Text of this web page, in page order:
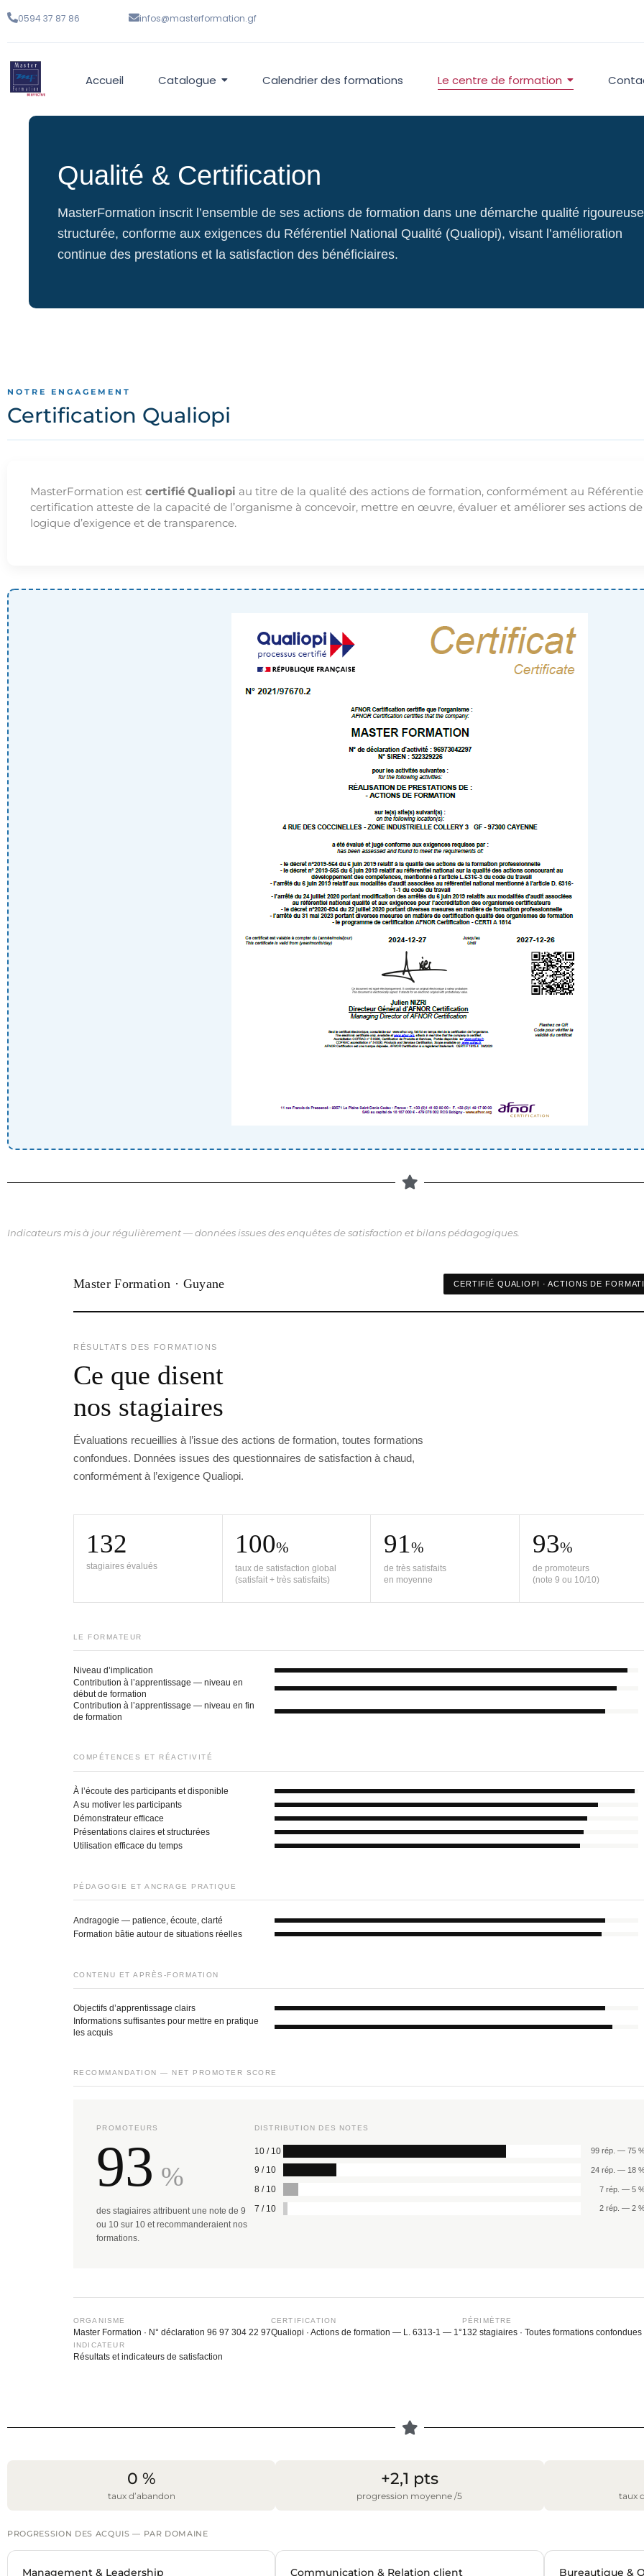
0594 37 87 86 infos@masterformation.gf
Accueil Catalogue Calendrier des formations Le centre de formation
Qualité & Certification
MasterFormation inscrit l’ensemble de ses actions de formation dans une démarche qualité
structurée, conforme aux exigences du Référentiel National Qualité (Qualiopi), visant l’amélioration
continue des prestations et la satisfaction des bénéficiaires.
NOTRE ENGAGEMENT
Certification Qualiopi
MasterFormation est certifié Qualiopi au titre de la qualité des actions de formation, conformément au
certification atteste de la capacité de l’organisme à concevoir, mettre en œuvre, évaluer et améliorer ses actions
logique d’exigence et de transparence.
Indicateurs mis à jour régulièrement — données issues des enquêtes de satisfaction et bilans pédagogiques.
Master Formation · Guyane CERTIFIÉ QUALIOPI · ACTIONS DE
RÉSULTATS DES FORMATIONS
Ce que disent
nos stagiaires
Évaluations recueillies à l’issue des actions de formation, toutes formations
confondues. Données issues des questionnaires de satisfaction à chaud,
conformément à l’exigence Qualiopi.
132
stagiaires évalués
100%
taux de satisfaction global
(satisfait + très satisfaits)
91%
de très satisfaits
en moyenne
93%
de promoteurs
(note 9 ou 10/10)
LE FORMATEUR
Niveau d’implication
Contribution à l’apprentissage — niveau en
début de formation
Contribution à l’apprentissage — niveau en fin
de formation
COMPÉTENCES ET RÉACTIVITÉ
À l’écoute des participants et disponible
A su motiver les participants
Démonstrateur efficace
Présentations claires et structurées
Utilisation efficace du temps
PÉDAGOGIE ET ANCRAGE PRATIQUE
Andragogie — patience, écoute, clarté
Formation bâtie autour de situations réelles
CONTENU ET APRÈS-FORMATION
Objectifs d’apprentissage clairs
Informations suffisantes pour mettre en pratique
les acquis
RECOMMANDATION — NET PROMOTER SCORE
PROMOTEURS
93 %
des stagiaires attribuent une note de 9
ou 10 sur 10 et recommanderaient nos
formations.
DISTRIBUTION DES NOTES
10 / 10 99 rép. — 75
9 / 10 24 rép. — 18
8 / 10 7 rép. — 5
7 / 10 2 rép. — 2
ORGANISME
Master Formation · N° déclaration 96 97 304 22 97
CERTIFICATION
Qualiopi · Actions de formation — L. 6313-1 — 1°
PÉRIMÈTRE
132 stagiaires · Toutes formations confondues
INDICATEUR
Résultats et indicateurs de satisfaction
0 %
taux d’abandon
+2,1 pts
progression moyenne /5 taux
PROGRESSION DES ACQUIS — PAR DOMAINE
Management & Leadership Communication & Relation client Bureautique &